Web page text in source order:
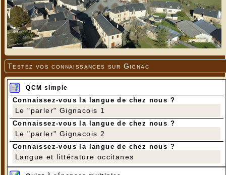
Testez vos connaissances sur Gignac
QCM simple
Connaissez-vous la langue de chez nous ?
Le "parler" Gignacois 1
Connaissez-vous la langue de chez nous ?
Le "parler" Gignacois 2
Connaissez-vous la langue de chez nous ?
Langue et littérature occitanes